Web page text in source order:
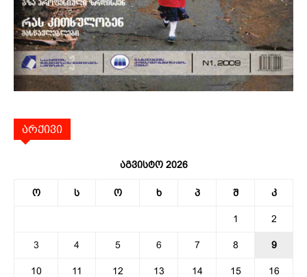
არქივი
აგვისტო 2026
ო ს ო ხ პ შ კ
1 2
3 4 5 6 7 8 9
10 11 12 13 14 15 16